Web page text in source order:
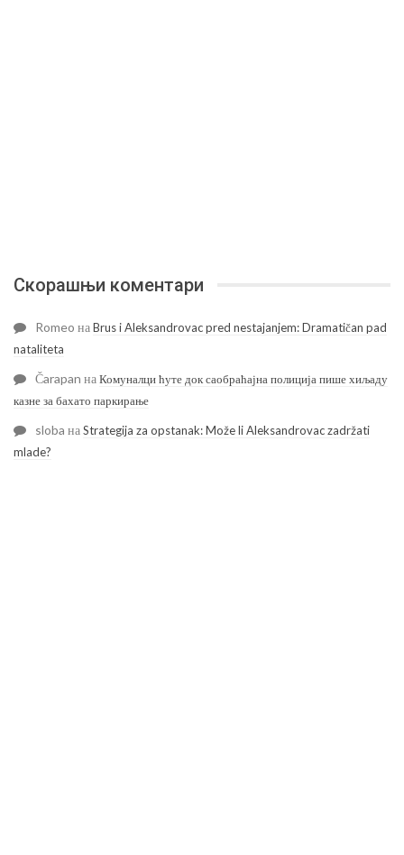
Скорашњи коментари
Romeo наBrus i Aleksandrovac pred nestajanjem: Dramatičan pad
nataliteta
Čarapan наКомуналци ћуте док саобраћајна полиција пише хиљаду
казне за бахато паркирање
sloba наStrategija za opstanak: Može li Aleksandrovac zadržati
mlade?